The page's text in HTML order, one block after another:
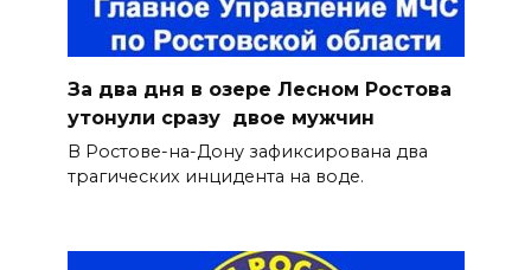
За два дня в озере Лесном Ростова
утонули сразу двое мужчин
В Ростове-на-Дону зафиксирована два
трагических инцидента на воде.